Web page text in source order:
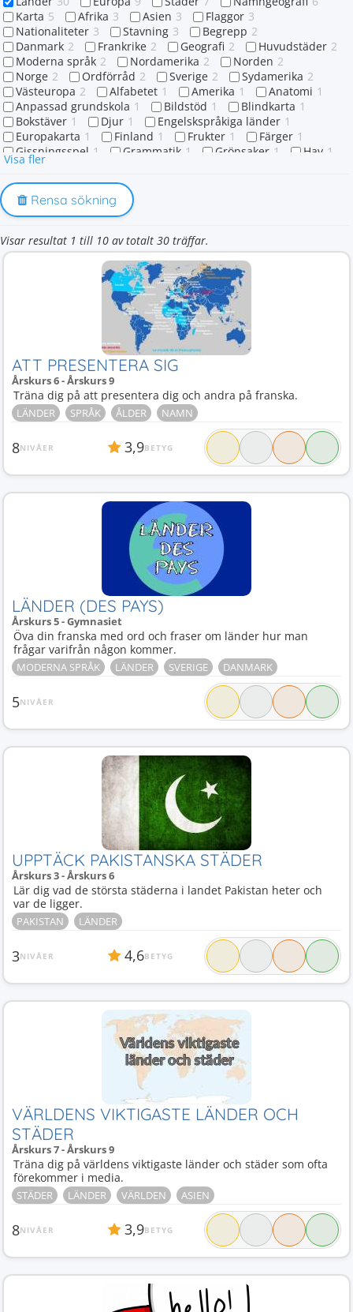
Karta 5 Afrika 3 Asien 3 Flaggor 3
Nationaliteter 3 Stavning 3 Begrepp 2
Danmark 2 Frankrike 2 Geografi 2 Huvudstäder 2
Moderna språk 2 Nordamerika 2 Norden 2
Norge 2 Ordförråd 2 Sverige 2 Sydamerika 2
Västeuropa 2 Alfabetet 1 Amerika 1 Anatomi 1
Anpassad grundskola 1 Bildstöd 1 Blindkarta 1
Bokstäver 1 Djur 1 Engelskspråkiga länder 1
Europakarta 1 Finland 1 Frukter 1 Färger 1
Gissningsspel 1 Grammatik 1 Grönsaker 1 Hav 1
Hemland
Island 1 Kalender
Landsnamn 1 Namn
Ordmönster
Spansktalande länder 1 Språk 1
Tyskland 1 Verb 1 Världen 1 Världsdelar 1
Ålder 1 Öar 1
Visa fler
Rensa sökning
Visar resultat 1 till 10 av totalt 30 träffar.
ATT PRESENTERA SIG
Årskurs 6 - Årskurs 9
Träna dig på att presentera dig och andra på franska.
LÄNDER SPRÅK ÅLDER NAMN
8NIVÅER 3,9BETYG
LÄNDER (DES PAYS)
Årskurs 5 - Gymnasiet
Öva din franska med ord och fraser om länder hur man
frågar varifrån någon kommer.
MODERNA SPRÅK LÄNDER SVERIGE DANMARK
5NIVÅER
UPPTÄCK PAKISTANSKA STÄDER
Årskurs 3 - Årskurs 6
Lär dig vad de största städerna i landet Pakistan heter och
var de ligger.
PAKISTAN LÄNDER
3NIVÅER 4,6BETYG
VÄRLDENS VIKTIGASTE LÄNDER OCH
STÄDER
Årskurs 7 - Årskurs 9
Träna dig på världens viktigaste länder och städer som ofta
förekommer i media.
STÄDER LÄNDER VÄRLDEN ASIEN
8NIVÅER 3,9BETYG